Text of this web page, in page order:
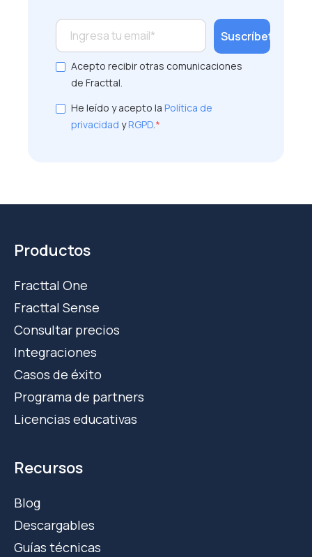
Acepto recibir otras comunicaciones
de Fracttal.
He leído y acepto la Política de
privacidad yRGPD.*
Productos
Fracttal One
Fracttal Sense
Consultar precios
Integraciones
Casos de éxito
Programa de partners
Licencias educativas
Recursos
Blog
Descargables
Guías técnicas